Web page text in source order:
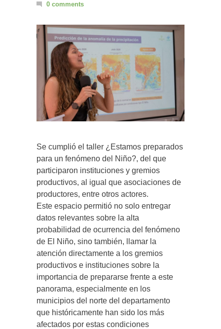
0 comments
Se cumplió el taller ¿Estamos preparados
para un fenómeno del Niño?, del que
participaron instituciones y gremios
productivos, al igual que asociaciones de
productores, entre otros actores.
Este espacio permitió no solo entregar
datos relevantes sobre la alta
probabilidad de ocurrencia del fenómeno
de El Niño, sino también, llamar la
atención directamente a los gremios
productivos e instituciones sobre la
importancia de prepararse frente a este
panorama, especialmente en los
municipios del norte del departamento
que históricamente han sido los más
afectados por estas condiciones